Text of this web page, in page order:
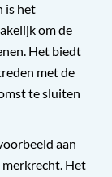
is het
om de
Het biedt
met de
te sluiten
aan
Het